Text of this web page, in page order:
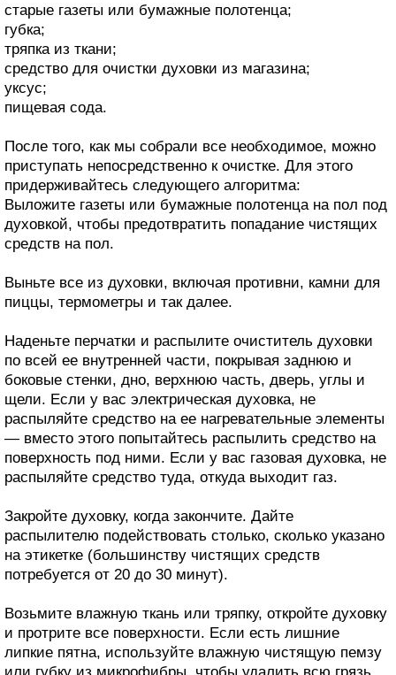
старые газеты или бумажные полотенца;
губка;
тряпка из ткани;
средство для очистки духовки из магазина;
уксус;
пищевая сода.
После того, как мы собрали все необходимое, можно
приступать непосредственно к очистке. Для этого
придерживайтесь следующего алгоритма:
Выложите газеты или бумажные полотенца на пол под
духовкой, чтобы предотвратить попадание чистящих
средств на пол.
Выньте все из духовки, включая противни, камни для
пиццы, термометры и так далее.
Наденьте перчатки и распылите очиститель духовки
по всей ее внутренней части, покрывая заднюю и
боковые стенки, дно, верхнюю часть, дверь, углы и
щели. Если у вас электрическая духовка, не
распыляйте средство на ее нагревательные элементы
— вместо этого попытайтесь распылить средство на
поверхность под ними. Если у вас газовая духовка, не
распыляйте средство туда, откуда выходит газ.
Закройте духовку, когда закончите. Дайте
распылителю подействовать столько, сколько указано
на этикетке (большинству чистящих средств
потребуется от 20 до 30 минут).
Возьмите влажную ткань или тряпку, откройте духовку
и протрите все поверхности. Если есть лишние
липкие пятна, используйте влажную чистящую пемзу